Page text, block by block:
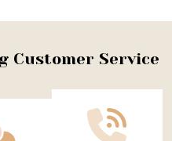
Customer Service